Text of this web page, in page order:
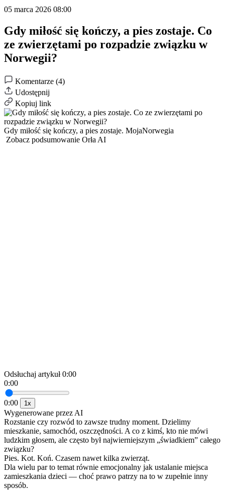
05 marca 2026 08:00
Gdy miłość się kończy, a pies zostaje. Co
ze zwierzętami po rozpadzie związku w
Norwegii?
Komentarze (4)
Udostępnij
Kopiuj link
Gdy miłość się kończy, a pies zostaje. MojaNorwegia
Zobacz podsumowanie Orła AI
Odsłuchaj artykuł 0:00
0:00
0:00 1x
Wygenerowane przez AI
Rozstanie czy rozwód to zawsze trudny moment. Dzielimy
mieszkanie, samochód, oszczędności. A co z kimś, kto nie mówi
ludzkim głosem, ale często był najwierniejszym „świadkiem” całego
związku?
Pies. Kot. Koń. Czasem nawet kilka zwierząt.
Dla wielu par to temat równie emocjonalny jak ustalanie miejsca
zamieszkania dzieci — choć prawo patrzy na to w zupełnie inny
sposób.